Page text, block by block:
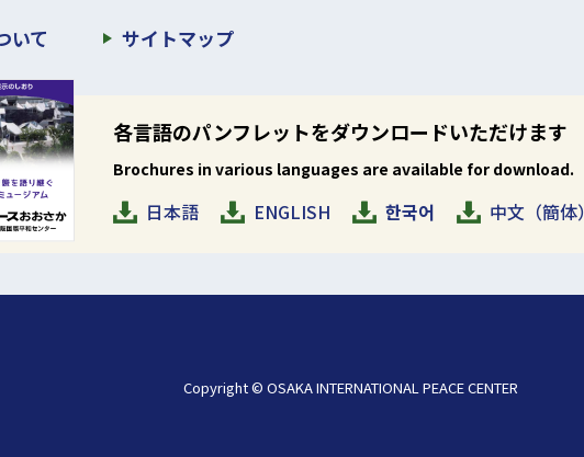
いて サイトマップ
各言語のパンフレットをダウンロードいただけます
Brochures in various languages are available for download.
日本語 ENGLISH 한국어 中文（簡体）
Copyright © OSAKA INTERNATIONAL PEACE CENTER